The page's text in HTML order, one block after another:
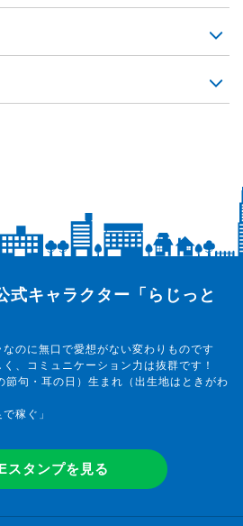
式キャラクター「らじっと
なのに無口で愛想がない変わりものです
、コミュニケーション力は抜群です！
節句・耳の日）生まれ（出生地はときがわ
稼ぐ」
スタンプを見る